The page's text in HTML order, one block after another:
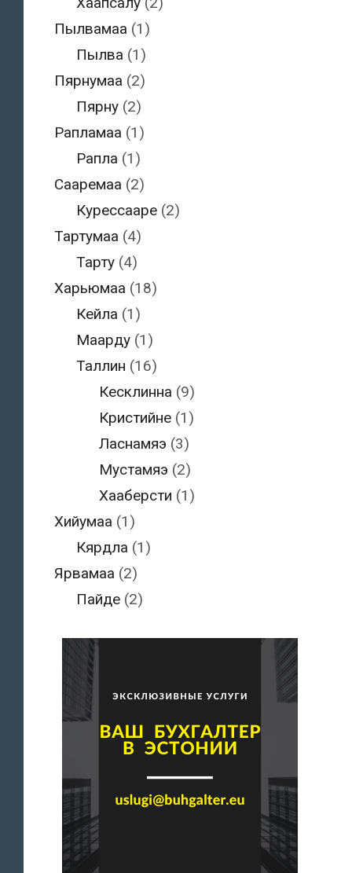
Пылвамаа (1)
Пылва (1)
Пярнумаа (2)
Пярну (2)
Рапламаа (1)
Рапла (1)
Сааремаа (2)
Курессааре (2)
Тартумаа (4)
Тарту (4)
Харьюмаа (18)
Кейла (1)
Маарду (1)
Таллин (16)
Кесклинна (9)
Кристийне(1)
Ласнамяэ (3)
Мустамяэ (2)
Хааберсти (1)
Хийумаа (1)
Кярдла (1)
Ярвамаа (2)
Пайде (2)